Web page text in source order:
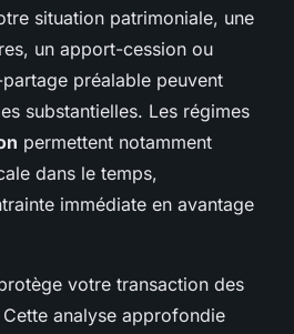
situation patrimoniale, une
un apport-cession ou
préalable peuvent
substantielles. Les régimes
permettent notamment
dans le temps,
immédiate en avantage
votre transaction des
analyse approfondie